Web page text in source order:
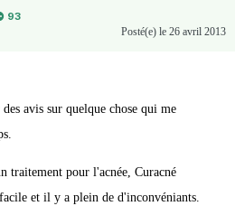
93
Posté(e) le 26 avril 2013
avis sur quelque chose qui me
traitement pour l'acnée, Curacné
et il y a plein de d'inconvéniants.